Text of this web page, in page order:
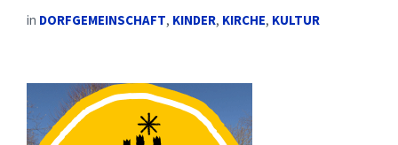
in DORFGEMEINSCHAFT, KINDER, KIRCHE, KULTUR